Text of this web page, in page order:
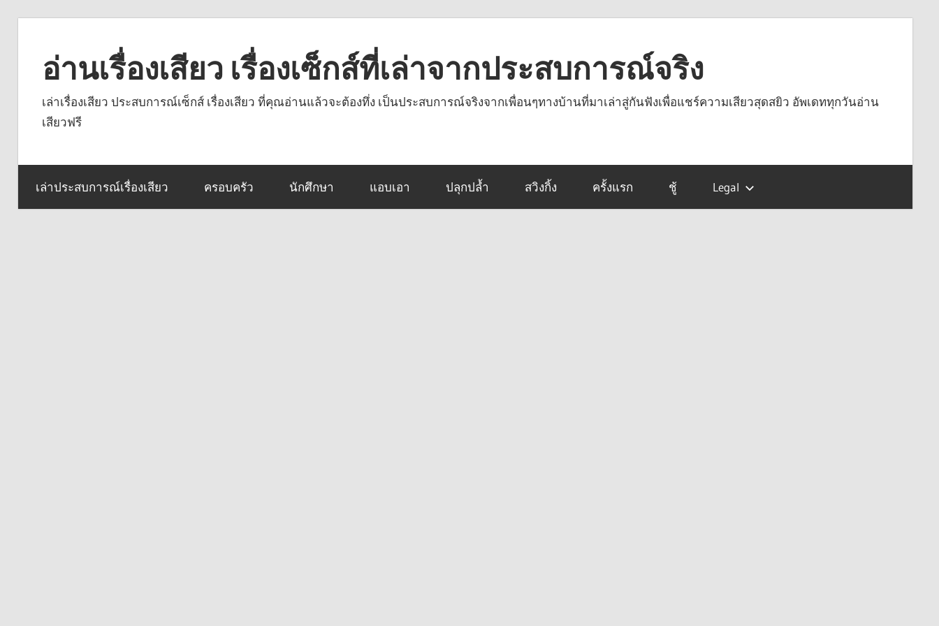
contentอ่านเรื่องเสียว เรื่องเซ็กส์ที่เล่าจากประสบการณ์จริง
เล่าเรื่องเสียว ประสบการณ์เซ็กส์ เรื่องเสียว ที่คุณอ่านแล้วจะต้องทึ่ง เป็นประสบการณ์จริงจากเพื่อนๆทางบ้านที่มาเล่าสู่กันฟังเพื่อแชร์ความเสียวสุดสยิว อัพเดททุกวันอ่าน
เสียวฟรี
เล่าประสบการณ์เรื่องเสียว ครอบครัว นักศึกษา แอบเอา ปลุกปล้ำ สวิงกิ้ง ครั้งแรก ชู้ Legal